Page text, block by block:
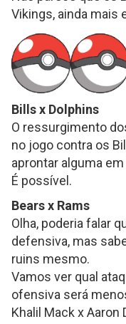
Vikings, ainda mais
Bills x Dolphins
O ressurgimento
no jogo contra os
aprontar alguma
É possível.
Bears x Rams
Olha, poderia falar
defensiva, mas
ruins mesmo.
Vamos ver qual
ofensiva será
Khalil Mack x Aaron